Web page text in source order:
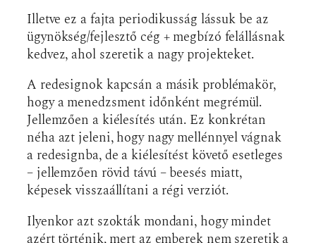
Illetve ez a fajta periodikusság lássuk be az
ügynökség/fejlesztő cég + megbízó felállásnak
kedvez, ahol szeretik a nagy projekteket.
A redesignok kapcsán a másik problémakör,
hogy a menedzsment időnként megrémül.
Jellemzően a kiélesítés után. Ez konkrétan
néha azt jeleni, hogy nagy mellénnyel vágnak
a redesignba, de a kiélesítést követő esetleges
– jellemzően rövid távú – beesés miatt,
képesek visszaállítani a régi verziót.
Ilyenkor azt szokták mondani, hogy mindet